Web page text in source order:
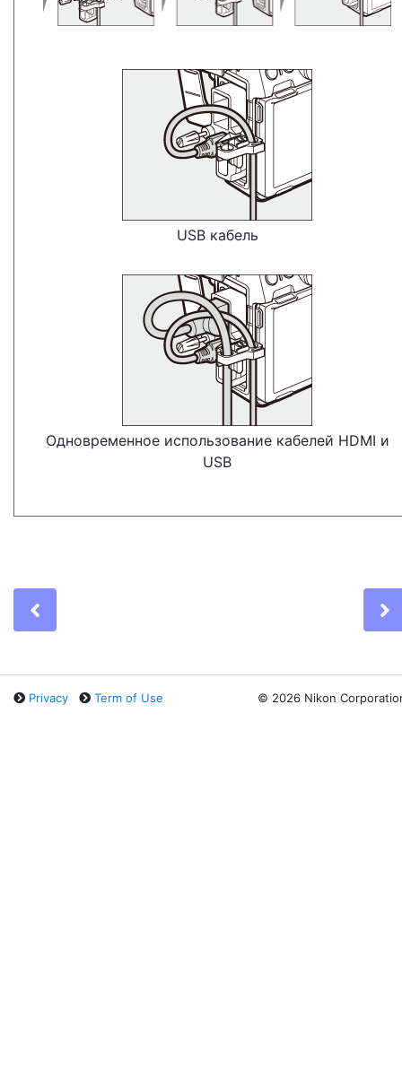
USB кабель
Одновременное использование кабелей HDMI и
USB
Privacy Term of Use © 2026 Nikon